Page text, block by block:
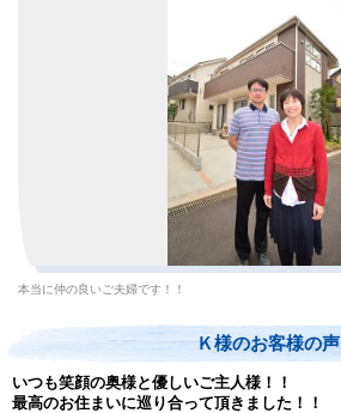
本当に仲の良いご夫婦です！！
Ｋ様のお客様の声
いつも笑顔の奥様と優しいご主人様！！
最高のお住まいに巡り合って頂きました！！